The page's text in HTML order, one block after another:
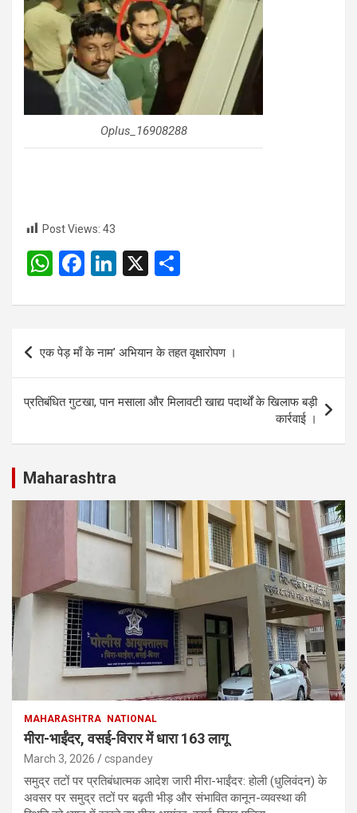
Oplus_16908288
Post Views: 43
W
at
s
A
p
F
ce
b
o
o
k
Li
ke
dI
n
X
ar
Post
navigation
एक पेड़ माँ के नाम’ अभियान के तहत वृक्षारोपण ।
प्रतिबंधित गुटखा, पान मसाला और मिलावटी खाद्य पदार्थों के खिलाफ बड़ी
कार्रवाई ।
Maharashtra
MAHARASHTRA NATIONAL
मीरा-भाईंदर, वसई-विरार में धारा 163 लागू
March 3, 2026 cspandey
समुद्र तटों पर प्रतिबंधात्मक आदेश जारी मीरा-भाईंदर: होली (धुलिवंदन) के
अवसर पर समुद्र तटों पर बढ़ती भीड़ और संभावित कानून-व्यवस्था की